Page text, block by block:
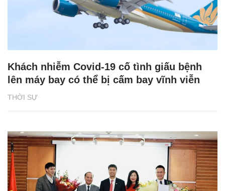
THỜI SỰ
Khách nhiễm Covid-19 cố tình giấu bệnh
lên máy bay có thể bị cấm bay vĩnh viễn